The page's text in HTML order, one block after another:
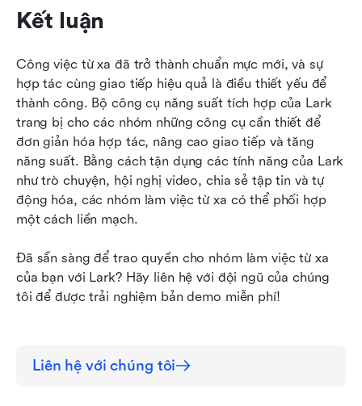
Kết luận
Công việc từ xa đã trở thành chuẩn mực mới, và sự
hợp tác cùng giao tiếp hiệu quả là điều thiết yếu để
thành công. Bộ công cụ năng suất tích hợp của Lark
trang bị cho các nhóm những công cụ cần thiết để
đơn giản hóa hợp tác, nâng cao giao tiếp và tăng
năng suất. Bằng cách tận dụng các tính năng của Lark
như trò chuyện, hội nghị video, chia sẻ tập tin và tự
động hóa, các nhóm làm việc từ xa có thể phối hợp
một cách liền mạch.
Đã sẵn sàng để trao quyền cho nhóm làm việc từ xa
của bạn với Lark? Hãy liên hệ với đội ngũ của chúng
tôi để được trải nghiệm bản demo miễn phí!
Liên hệ với chúng tôi